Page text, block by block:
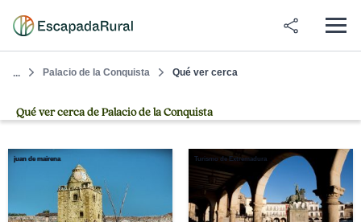
... Palacio de la Conquista Qué ver cerca
Qué ver cerca de Palacio de la Conquista
juan de mairena Turismo de Extremadura